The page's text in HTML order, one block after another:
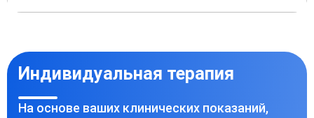
Индивидуальная терапия
На основе ваших клинических показаний,